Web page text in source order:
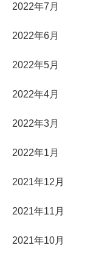
2022年7月
2022年6月
2022年5月
2022年4月
2022年3月
2022年1月
2021年12月
2021年11月
2021年10月